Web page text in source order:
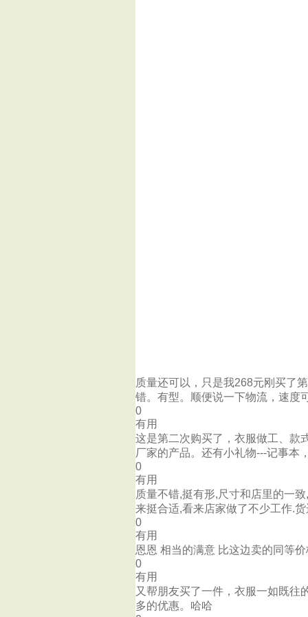
质量还可以，只是我268元刚买了
错。有型。顺便说一下物流，速度
0
有用
这是第二次购买了，衣服做工、款
厂家的产品。还有小礼物---记事本
0
有用
质量不错,挺有形,尺寸和店里的一
来挺合适,看来店家做了不少工作.
0
有用
恩恩 相当的满意 比这边卖的同等
0
有用
又帮朋友买了一件，衣服一如既往
多的优惠。哈哈